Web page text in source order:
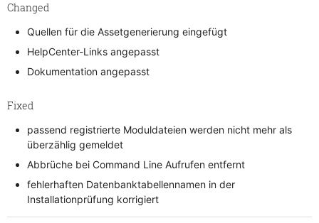
Changed
Quellen für die Assetgenerierung eingefügt
HelpCenter-Links angepasst
Dokumentation angepasst
Fixed
passend registrierte Moduldateien werden nicht mehr als
überzählig gemeldet
Abbrüche bei Command Line Aufrufen entfernt
fehlerhaften Datenbanktabellennamen in der
Installationprüfung korrigiert